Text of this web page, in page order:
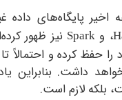
داده غیر
نیز ظهور کرده‌اند،
جایگاه خود را
بنابراین یادگیری
است.